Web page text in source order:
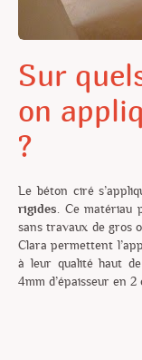
Sur
on
?
Le béton ciré
rigides. Ce matériau
sans travaux de gros
Clara permettent
à leur qualité haut
4mm d’épaisseur en 2